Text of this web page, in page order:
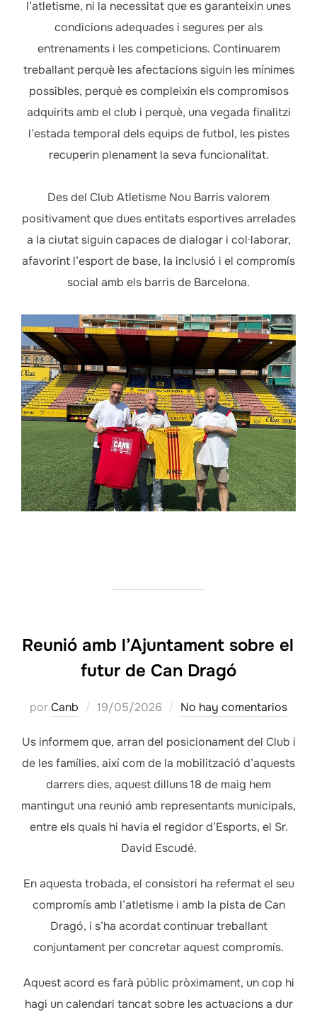
l’atletisme, ni la necessitat que es garanteixin unes
condicions adequades i segures per als
entrenaments i les competicions. Continuarem
treballant perquè les afectacions siguin les mínimes
possibles, perquè es compleixin els compromisos
adquirits amb el club i perquè, una vegada finalitzi
l’estada temporal dels equips de futbol, les pistes
recuperin plenament la seva funcionalitat.
Des del Club Atletisme Nou Barris valorem
positivament que dues entitats esportives arrelades
a la ciutat siguin capaces de dialogar i col·laborar,
afavorint l’esport de base, la inclusió i el compromís
social amb els barris de Barcelona.
Reunió amb l’Ajuntament sobre el
futur de Can Dragó
porCanb
Publicado
19/05/2026 No hay comentarios
Us informem que, arran del posicionament del Club i
de les famílies, així com de la mobilització d’aquests
darrers dies, aquest dilluns 18 de maig hem
mantingut una reunió amb representants municipals,
entre els quals hi havia el regidor d’Esports, el Sr.
David Escudé.
En aquesta trobada, el consistori ha refermat el seu
compromís amb l’atletisme i amb la pista de Can
Dragó, i s’ha acordat continuar treballant
conjuntament per concretar aquest compromís.
Aquest acord es farà públic pròximament, un cop hi
hagi un calendari tancat sobre les actuacions a dur